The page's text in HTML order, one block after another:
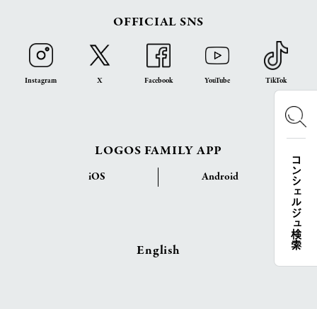
コンシェルジュ検索
OFFICIAL SNS
Instagram X Facebook YouTube TikTok
LOGOS FAMILY APP
iOS Android
English